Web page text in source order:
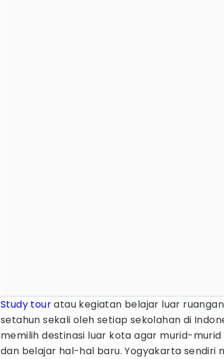
Study touratau kegiatan belajar luar
setahun sekali oleh setiap sekolahan di
memilih destinasi luar kota agar murid-
dan belajar hal-hal baru. Yogyakarta sendiri